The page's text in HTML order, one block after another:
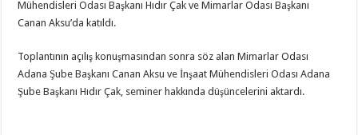
Mühendisleri Odası Başkanı Hıdır Çak ve Mimarlar Odası Başkanı
Canan Aksu’da katıldı.
Toplantının açılış konuşmasından sonra söz alan Mimarlar Odası
Adana Şube Başkanı Canan Aksu ve İnşaat Mühendisleri Odası Adana
Şube Başkanı Hıdır Çak, seminer hakkında düşüncelerini aktardı.